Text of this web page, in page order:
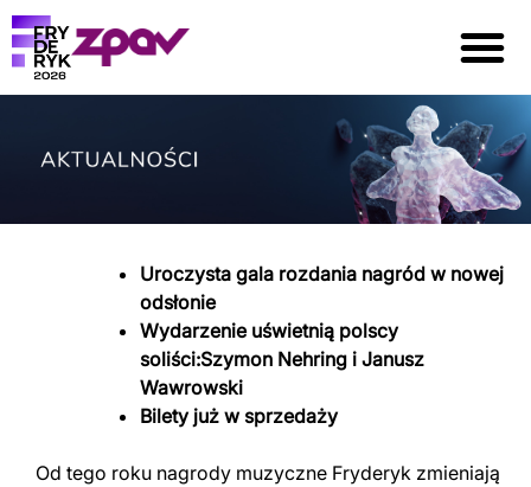
Uroczysta gala rozdania nagród w nowej
odsłonie
Wydarzenie uświetnią polscy
soliści:Szymon Nehring i Janusz
Wawrowski
Bilety już w sprzedaży
Od tego roku nagrody muzyczne Fryderyk zmieniają